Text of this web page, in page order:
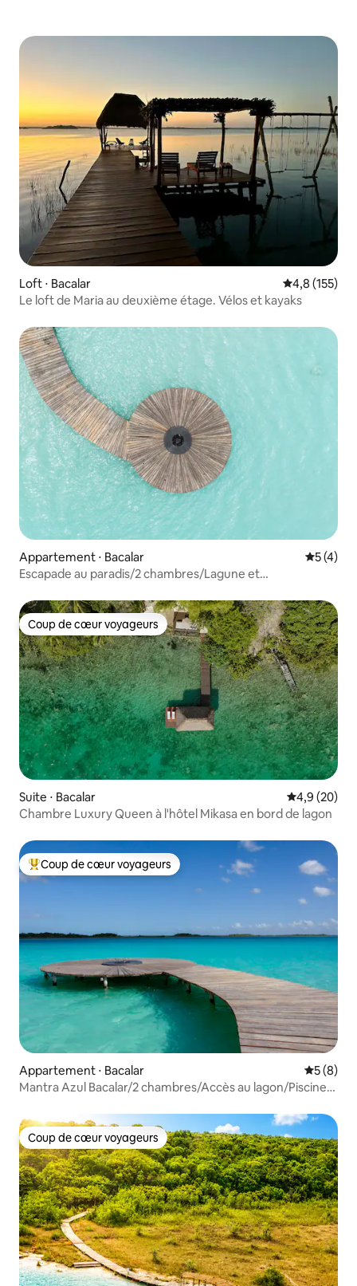
Loft ⋅ Bacalar Évaluation
4,8 (155)
Le loft de Maria au deuxième étage. Vélos et kayaks
Appartement ⋅ Bacalar
5 (4)
Escapade au paradis/2 chambres/Lagune et
Coup de cœur voyageurs
Coup de cœur voyageurs
Suite ⋅ Bacalar Évaluation
4,9 (20)
Chambre Luxury Queen à l'hôtel Mikasa en bord de lagon
Coups de cœur voyageurs les plus appréciés
Coup de cœur voyageurs
Appartement ⋅ Bacalar
5 (8)
Mantra Azul Bacalar/2 chambres/Accès au lagon/Piscine
Coup de cœur voyageurs
Coup de cœur voyageurs